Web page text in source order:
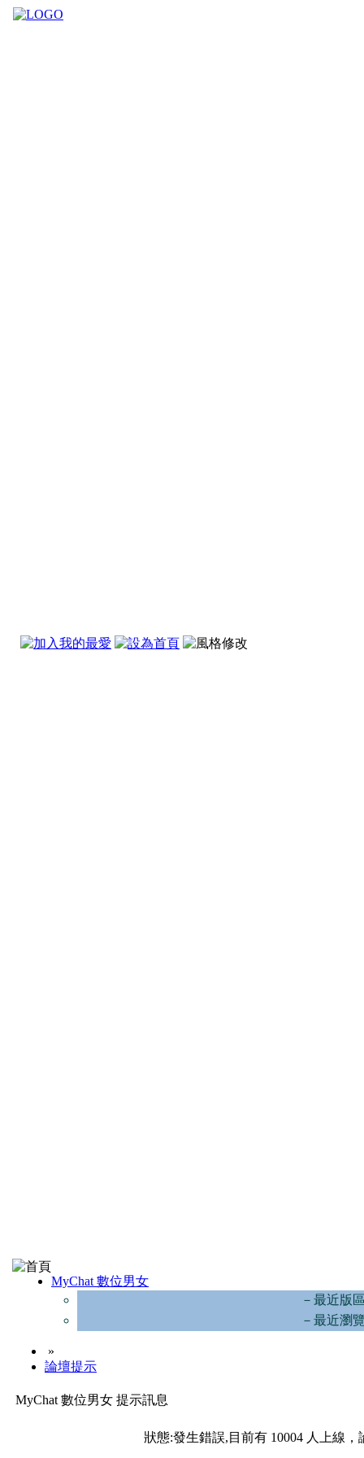
MyChat 數位男女
－最近版
－最近瀏
»
論壇提示
MyChat 數位男女 提示訊息
狀態:發生錯誤,目前有 10004 人上線